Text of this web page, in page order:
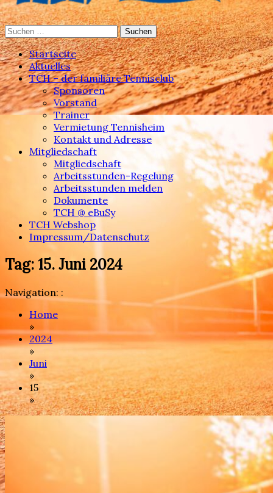
Tennisclub Heimsheim
Der familiäre Tennisclub in Heimsheim
Suchen
nach:
Startseite
Aktuelles
TCH – der familiäre Tennisclub
Sponsoren
Vorstand
Trainer
Vermietung Tennisheim
Kontakt und Adresse
Mitgliedschaft
Mitgliedschaft
Arbeitsstunden-Regelung
Arbeitsstunden melden
Dokumente
TCH @ eBuSy
TCH Webshop
Impressum/Datenschutz
Tag:15. Juni 2024
Navigation: :
Home
»
2024
»
Juni
»
15
»